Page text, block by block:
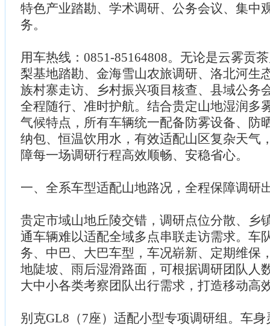
特色产业踏勘、学术调研、公务会议、集中
务。
用车热线：0851-85164808。无论是云雾贡
梨基地踏勘、金海雪山农旅调研、洛北河生
族村寨走访、乡村振兴项目核查、县域公务
全程随行、准时护航。结合贵定山地湿润多
气候特点，所有车辆统一配备防雾设备、防
纳包、恒温饮用水，有效适配山区复杂天气
障每一场调研行程高效顺畅、安稳省心。
一、全系车型适配山地路况，全程保障调研
贵定市域山地丘陵交错，调研点位分散、乡
通车辆难以适配全域多点串联走访需求。车
务、中巴、大巴车型，车况崭新、定期维保
地陡坡、雨后湿滑路面，可根据调研团队人
大中小各类考察团队出行需求，打造移动高
别克GL8（7座）适配小型专项调研组。车